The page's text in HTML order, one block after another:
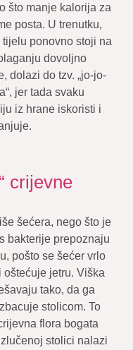
što manje kalorija za
posta. U trenutku,
tijelu ponovno stoji na
dovoljno
dolazi do tzv. „jo-jo-
jer tada svaku
iz hrane iskoristi i
crijevne
šećera, nego što je
bakterije prepoznaju
pošto se šećer vrlo
oštećuje jetru. Viška
tako, da ga
stolicom. To
flora bogata
stolici nalazi